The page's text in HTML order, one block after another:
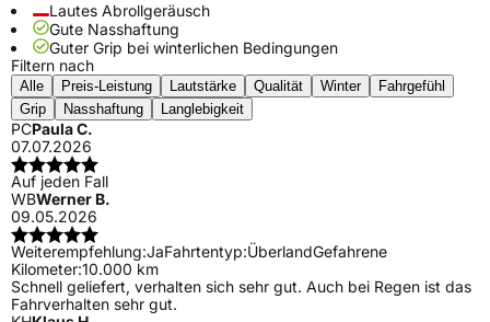
Lautes Abrollgeräusch
Gute Nasshaftung
Guter Grip bei winterlichen Bedingungen
Filtern nach
Alle Preis-Leistung Lautstärke Qualität Winter
Fahrgefühl
Grip
Nasshaftung Langlebigkeit
PCPaula C.
07.07.2026
Auf jeden Fall
WBWerner B.
09.05.2026
Weiterempfehlung:JaFahrtentyp:ÜberlandGefahrene
Kilometer:10.000 km
Schnell geliefert, verhalten sich sehr gut. Auch bei Regen ist das
Fahrverhalten sehr gut.